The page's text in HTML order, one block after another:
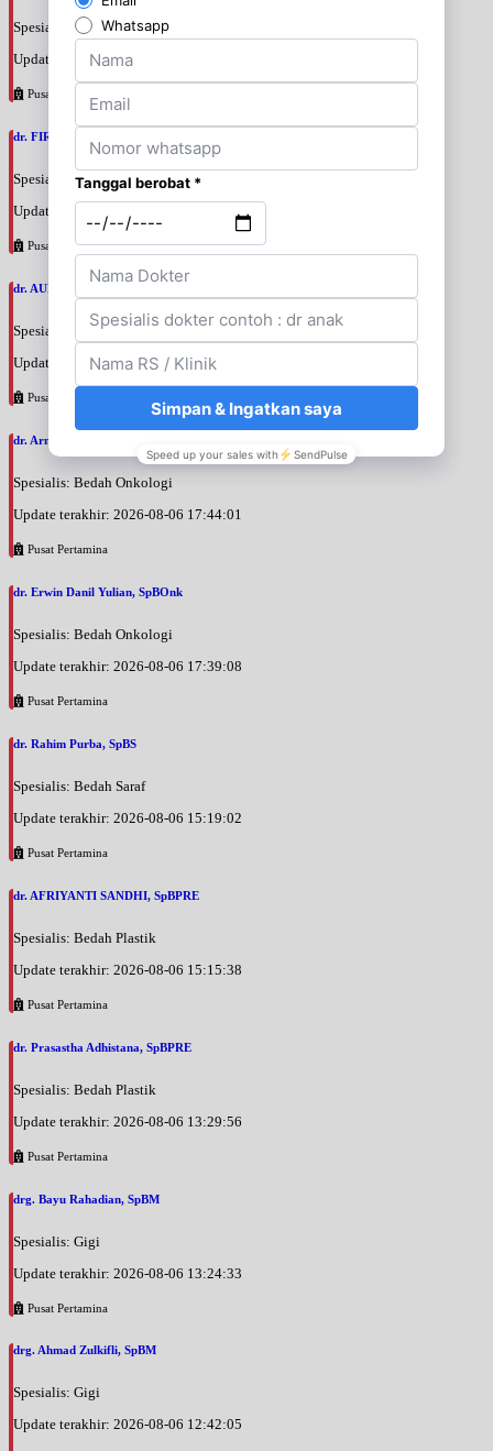
Spesialis: Bedah Urologi
Update terakhir: 2026-08-06 18:38:38
Pusat Pertamina
dr. FIRTANTYO ADI SYAHPUTRA, SpU
Spesialis: Bedah Urologi
Update terakhir: 2026-08-06 18:29:29
Pusat Pertamina
dr. AURIZAN DARYAN KARIM, SpB
Spesialis: Bedah Umum
Update terakhir: 2026-08-06 17:53:55
Pusat Pertamina
dr. Arman Mukhtar, SpOGKOnk
Spesialis: Bedah Onkologi
Update terakhir: 2026-08-06 17:44:01
Pusat Pertamina
dr. Erwin Danil Yulian, SpBOnk
Spesialis: Bedah Onkologi
Update terakhir: 2026-08-06 17:39:08
Pusat Pertamina
dr. Rahim Purba, SpBS
Spesialis: Bedah Saraf
Update terakhir: 2026-08-06 15:19:02
Pusat Pertamina
dr. AFRIYANTI SANDHI, SpBPRE
Spesialis: Bedah Plastik
Update terakhir: 2026-08-06 15:15:38
Pusat Pertamina
dr. Prasastha Adhistana, SpBPRE
Spesialis: Bedah Plastik
Update terakhir: 2026-08-06 13:29:56
Pusat Pertamina
drg. Bayu Rahadian, SpBM
Spesialis: Gigi
Update terakhir: 2026-08-06 13:24:33
Pusat Pertamina
drg. Ahmad Zulkifli, SpBM
Spesialis: Gigi
Update terakhir: 2026-08-06 12:42:05